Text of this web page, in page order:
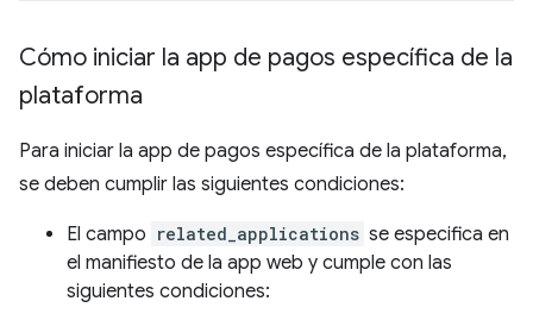
Cómo iniciar la app de pagos específica de la
plataforma
Para iniciar la app de pagos específica de la plataforma,
se deben cumplir las siguientes condiciones:
El campo related_applications se especifica en
el manifiesto de la app web y cumple con las
siguientes condiciones: